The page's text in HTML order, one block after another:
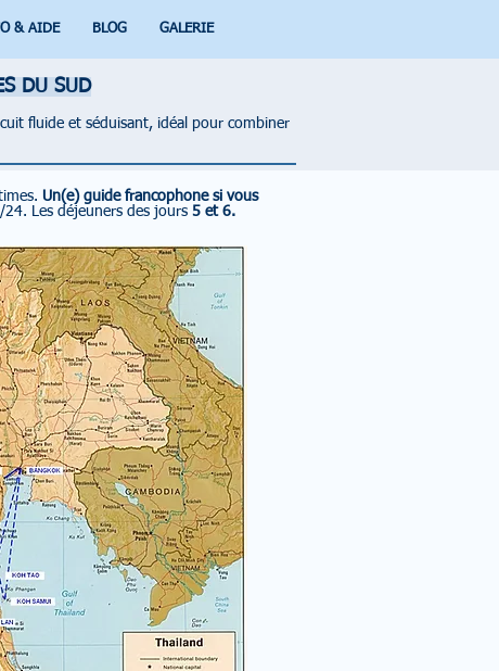
& AIDE BLOG GALERIE
DU SUD
fluide et séduisant, idéal pour combiner
Un(e) guide francophone si vous
24. Les déjeuners des jours 5 et 6.